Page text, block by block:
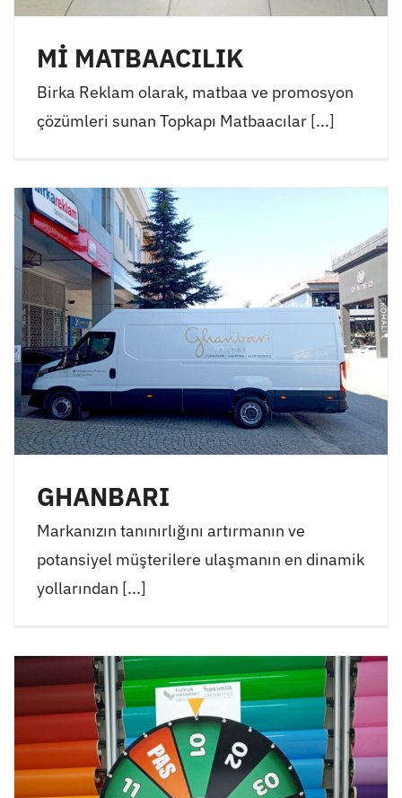
Mİ MATBAACILIK
Birka Reklam olarak, matbaa ve promosyon
çözümleri sunan Topkapı Matbaacılar [...]
GHANBARI
Markanızın tanınırlığını artırmanın ve
potansiyel müşterilere ulaşmanın en dinamik
yollarından [...]